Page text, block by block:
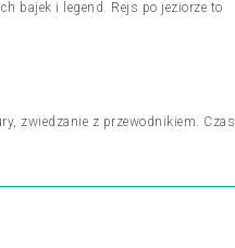
bajek i legend. Rejs po jeziorze to
zwiedzanie z przewodnikiem. Czas